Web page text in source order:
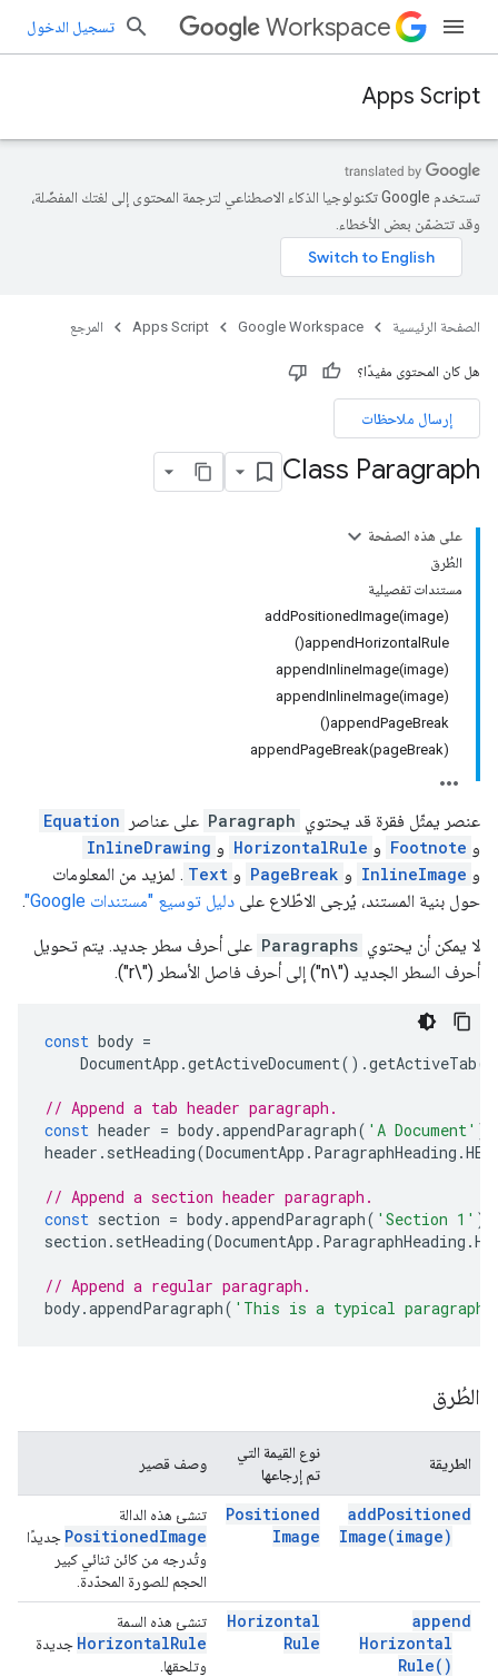
Workspace تسجيل الدخول
Apps Script
تستخدم Google تكنولوجيا الذكاء الاصطناعي لترجمة المحتوى إلى لغتك المفضّلة،
وقد تتضمّن بعض الأخطاء.
الصفحة الرئيسية Google Workspace
Apps Script المرجع
هل كان المحتوى مفيدًا؟
إرسال ملاحظات
Class Paragraph
على هذه الصفحة
الطُرق
مستندات تفصيلية
addPositionedImage(image)
appendHorizontalRule()
appendInlineImage(image)
appendInlineImage(image)
appendPageBreak()
appendPageBreak(pageBreak)
عنصر يمثّل فقرة قد يحتوي Paragraph على عناصر
Equation
و Footnote و HorizontalRule و InlineDrawing
و InlineImage و PageBreak و Text . لمزيد من المعلومات
حول بنية المستند، يُرجى الاطّلاع على دليل توسيع "مستندات Google" .
لا يمكن أن يحتوي Paragraphs على أحرف سطر جديد. يتم تحويل
أحرف السطر الجديد ("\n") إلى أحرف فاصل الأسطر ("\r").
const body =
DocumentApp .getActiveDocument().getActiveTab
// Append a tab header paragraph.
const header = body.appendParagraph( 'A Document' );
header . setHeading(DocumentApp . ParagraphHeading .
// Append a section header paragraph.
const section = body.appendParagraph( 'Section 1' );
section . setHeading(DocumentApp . ParagraphHeading .
// Append a regular paragraph.
body.appendParagraph( 'This is a typical
الطُرق
الطريقة
نوع القيمة التي
تم إرجاعها
وصف قصير
addPositioned
Image(image)
Positioned
Image
تنشئ هذه الدالة
PositionedImage
جديدًا
وتُدرجه من كائن ثنائي كبير
الحجم للصورة المحدّدة.
append
Horizontal
Rule( )
Horizontal
Rule
تنشئ هذه السمة
HorizontalRule
جديدة
وتلحقها.